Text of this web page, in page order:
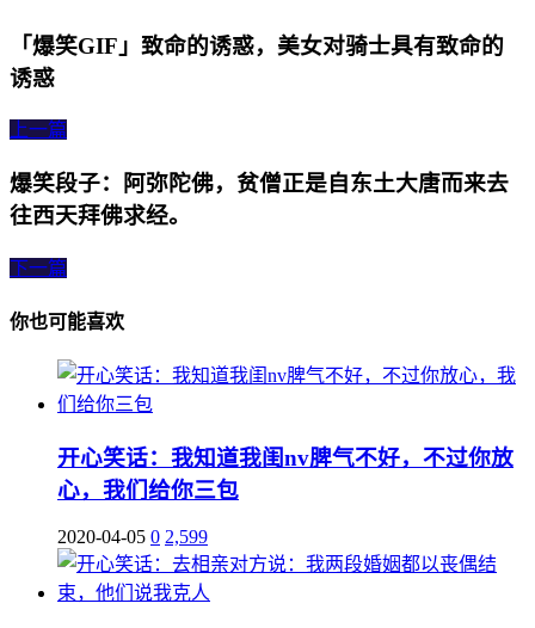
「爆笑GIF」致命的诱惑，美女对骑士具有致命的
诱惑
上一篇
爆笑段子：阿弥陀佛，贫僧正是自东土大唐而来去
往西天拜佛求经。
下一篇
你也可能喜欢
开心笑话：我知道我闺nv脾气不好，不过你放
心，我们给你三包
2020-04-05 0 2,599